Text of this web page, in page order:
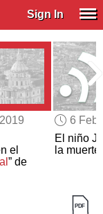
Sign In
el
” de
6
El niño
la muerte